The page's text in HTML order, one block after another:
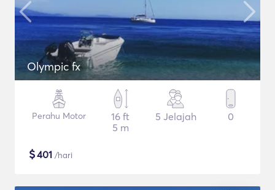
Olympic fx
Perahu Motor
16 ft
5 m
5 Jelajah 0
$401 /hari